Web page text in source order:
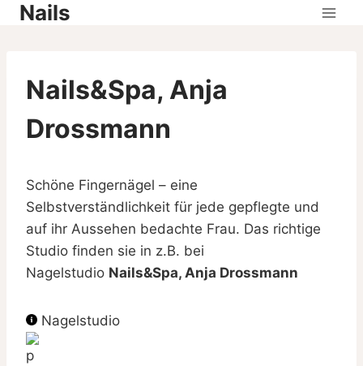
SkipNails
Nails&Spa, Anja
Drossmann
Schöne Fingernägel – eine
Selbstverständlichkeit für jede gepflegte und
auf ihr Aussehen bedachte Frau. Das richtige
Studio finden sie in z.B. bei
Nagelstudio Nails&Spa, Anja Drossmann
Nagelstudio